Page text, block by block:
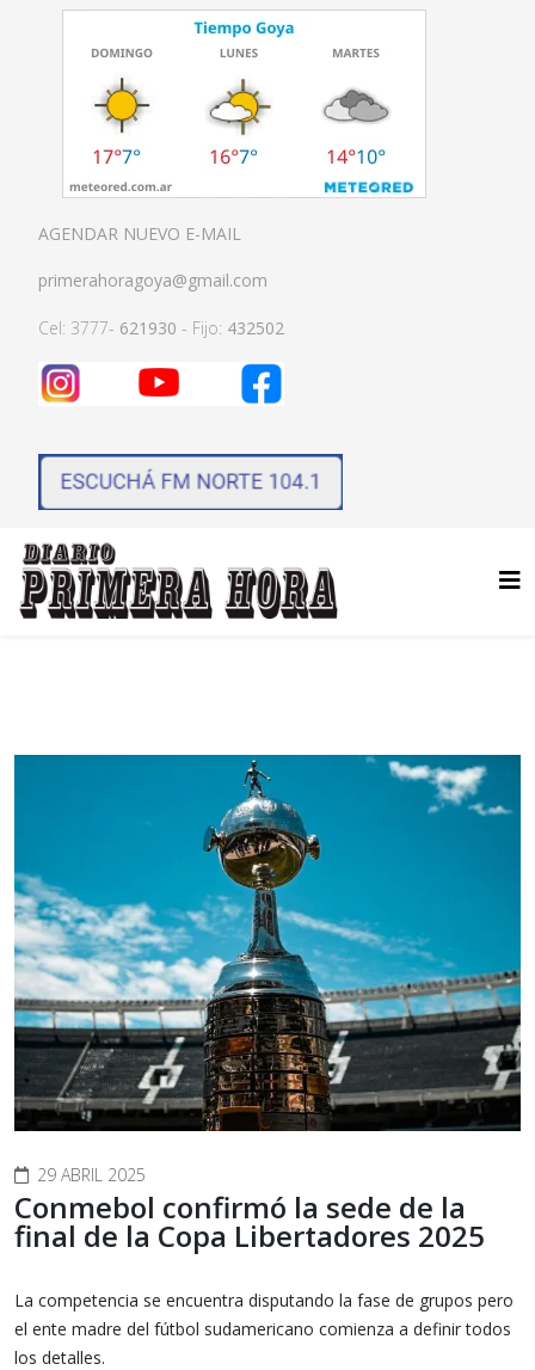
AGENDAR NUEVO E-MAIL
primerahoragoya@gmail.com
Cel: 3777- 621930 - Fijo: 432502
29 ABRIL 2025
Conmebol confirmó la sede de la
final de la Copa Libertadores 2025
La competencia se encuentra disputando la fase de grupos pero
el ente madre del fútbol sudamericano comienza a definir todos
los detalles.